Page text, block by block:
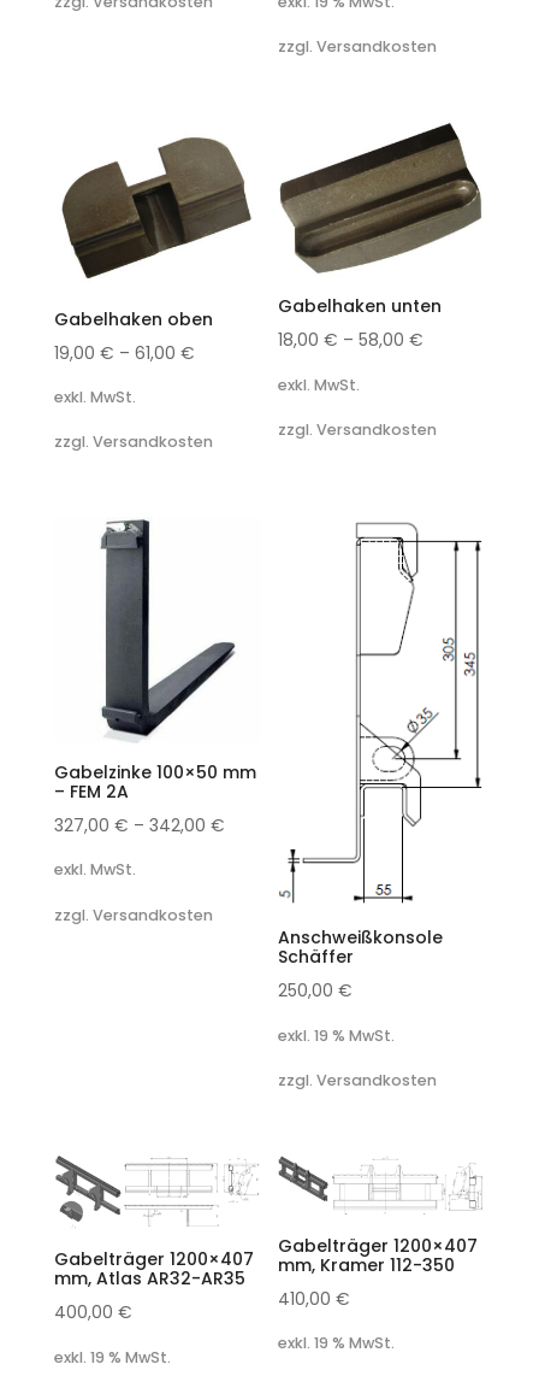
zzgl. Versandkosten
Gabelhaken oben
19,00 € – 61,00 €
exkl. MwSt.
zzgl. Versandkosten
Gabelhaken unten
18,00€ –58,00€
exkl. MwSt.
zzgl. Versandkosten
Gabelzinke 100×50 mm
– FEM 2A
327,00 € – 342,00 €
exkl. MwSt.
zzgl. Versandkosten
Anschweißkonsole
Schäffer
250,00€
exkl. 19 % MwSt.
zzgl. Versandkosten
Gabelträger 1200×407
mm, Atlas AR32-AR35
400,00 €
exkl. 19 % MwSt.
Gabelträger 1200×407
mm, Kramer 112-350
410,00€
exkl. 19 % MwSt.